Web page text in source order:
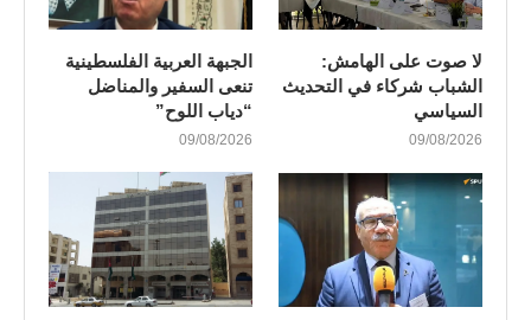
لا صوت على الهامش:
الشباب شركاء في التحديث
السياسي
09/08/2026
الجبهة العربية الفلسطينية
تنعى السفير والمناضل
“دياب اللوح”
09/08/2026